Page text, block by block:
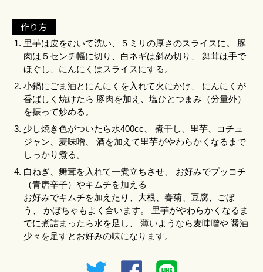
作り方
里芋は皮をむいて洗い、５ミリの厚さのスライスに。 豚
肉は５センチ幅に切り、白ネギは斜め切り、 舞茸は手で
ほぐし、にんにくはスライスにする。
小鍋にごま油とにんにくを入れて火にかけ、 にんにくが
香ばしく焼けたら 豚肉を加え、塩ひとつまみ（分量外）
を振って炒める。
少し焼き色がついたら水400cc、 煮干し、里芋、コチュ
ジャン、麦味噌、 酒を加えて里芋がやわらかくなるまで
しっかり煮る。
白ねぎ、舞茸を入れて一煮立ちさせ、 お好みでプッコチ
（青唐辛子）やキムチを加える
お好みでキムチを加えたり、大根、春菊、豆腐、ごぼ
う、 かぼちゃもよく合います。 里芋がやわらかくなるま
でに煮詰まったら水を足し、 薄いようなら麦味噌や 醤油
少々を足すとお好みの味になります。